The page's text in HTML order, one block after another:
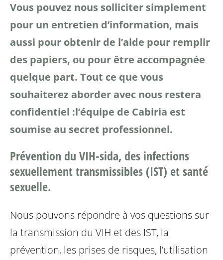
Vous pouvez nous solliciter simplement
pour un entretien d’information, mais
aussi pour obtenir de l’aide pour remplir
des papiers, ou pour être accompagnée
quelque part. Tout ce que vous
souhaiterez aborder avec nous restera
confidentiel :l’équipe de Cabiria est
soumise au secret professionnel.
Prévention du VIH-sida, des infections
sexuellement transmissibles (IST) et santé
sexuelle.
Nous pouvons répondre à vos questions sur
la transmission du VIH et des IST, la
prévention, les prises de risques, l’utilisation